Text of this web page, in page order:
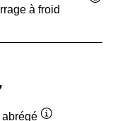
à froid